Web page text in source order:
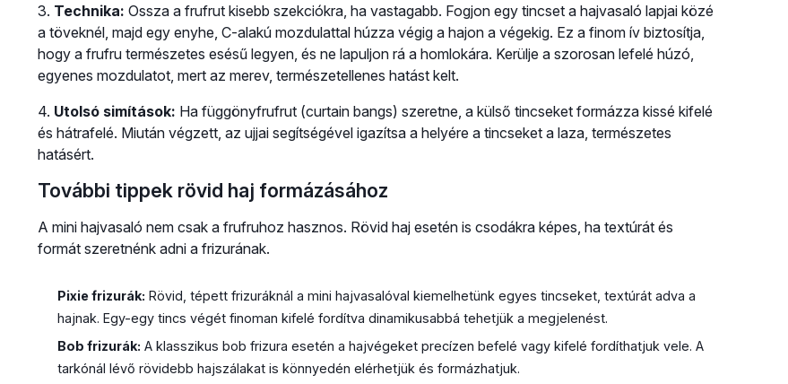
3. Technika: Ossza a frufrut kisebb szekciókra, ha vastagabb. Fogjon egy tincset a hajvasaló lapjai közé
a töveknél, majd egy enyhe, C-alakú mozdulattal húzza végig a hajon a végekig. Ez a finom ív biztosítja,
hogy a frufru természetes esésű legyen, és ne lapuljon rá a homlokára. Kerülje a szorosan lefelé húzó,
egyenes mozdulatot, mert az merev, természetellenes hatást kelt.
4. Utolsó simítások: Ha függönyfrufrut (curtain bangs) szeretne, a külső tincseket formázza kissé kifelé
és hátrafelé. Miután végzett, az ujjai segítségével igazítsa a helyére a tincseket a laza, természetes
hatásért.
További tippek rövid haj formázásához
A mini hajvasaló nem csak a frufruhoz hasznos. Rövid haj esetén is csodákra képes, ha textúrát és
formát szeretnénk adni a frizurának.
Pixie frizurák: Rövid, tépett frizuráknál a mini hajvasalóval kiemelhetünk egyes tincseket, textúrát adva a
hajnak. Egy-egy tincs végét finoman kifelé fordítva dinamikusabbá tehetjük a megjelenést.
Bob frizurák: A klasszikus bob frizura esetén a hajvégeket precízen befelé vagy kifelé fordíthatjuk vele. A
tarkónál lévő rövidebb hajszálakat is könnyedén elérhetjük és formázhatjuk.